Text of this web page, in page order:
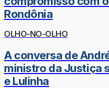
Rondônia
OLHO-NO-OLHO
A conversa de
ministro da Justiça
e Lulinha